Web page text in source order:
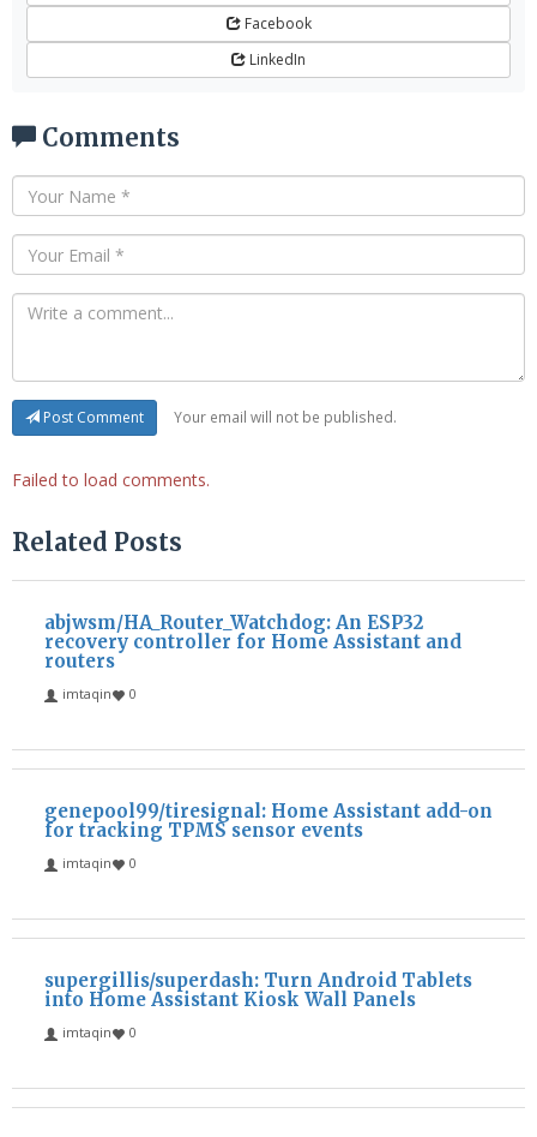
Facebook
LinkedIn
Comments
Post Comment Your email will not be published.
Failed to load comments.
Related Posts
abjwsm/HA_Router_Watchdog: An ESP32
recovery controller for Home Assistant and
routers
imtaqin 0
genepool99/tiresignal: Home Assistant add-on
for tracking TPMS sensor events
imtaqin 0
supergillis/superdash: Turn Android Tablets
into Home Assistant Kiosk Wall Panels
imtaqin 0